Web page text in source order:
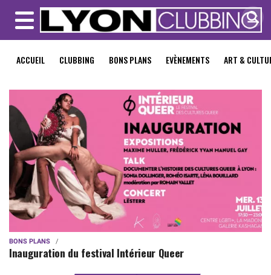
MENU
ACCUEIL CLUBBING BONS PLANS EVÈNEMENTS ART &
BONS PLANS
Inauguration du festival Intérieur Queer